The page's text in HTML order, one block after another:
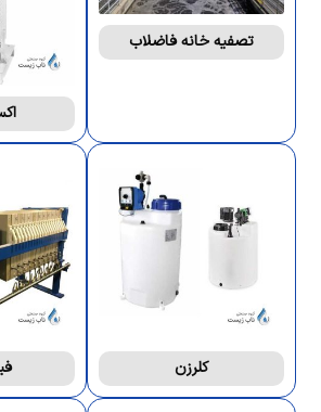
تصفیه خانه فاضلاب
کلرزن